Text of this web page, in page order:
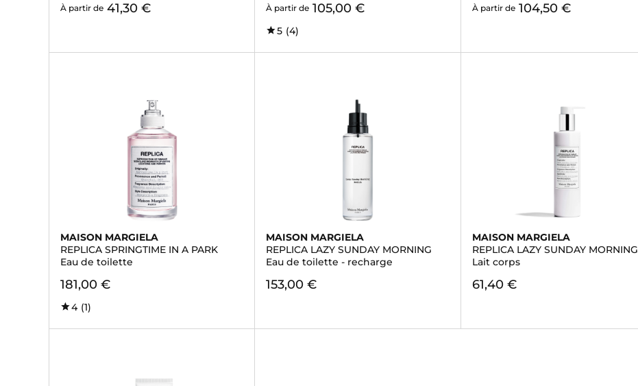
À partir de 41,30 € À partir de 105,00 €
5 (4)
À partir de 104,50 €
MAISON MARGIELA
REPLICA SPRINGTIME IN A PARK
Eau de toilette
181,00 €
4 (1)
MAISON MARGIELA
REPLICA LAZY SUNDAY MORNING
Eau de toilette - recharge
153,00 €
MAISON MARGIELA
REPLICA LAZY SUNDAY MORNING
Lait corps
61,40 €